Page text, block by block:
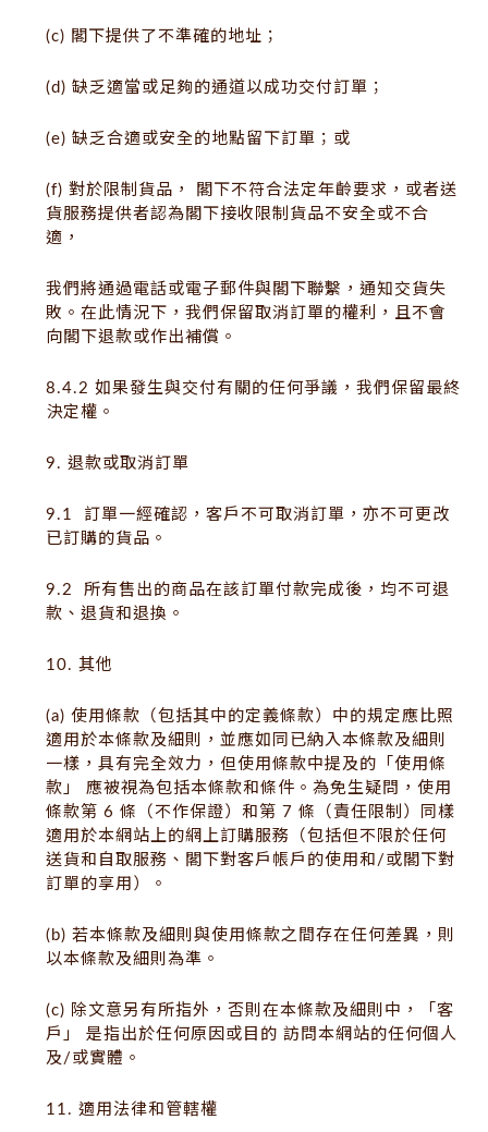
(c) 閣下提供了不準確的地址；
(d) 缺乏適當或足夠的通道以成功交付訂單；
(e) 缺乏合適或安全的地點留下訂單；或
(f) 對於限制貨品， 閣下不符合法定年齡要求，或者送
貨服務提供者認為閣下接收限制貨品不安全或不合
適，
我們將通過電話或電子郵件與閣下聯繫，通知交貨失
敗。在此情況下，我們保留取消訂單的權利，且不會
向閣下退款或作出補償。
8.4.2 如果發生與交付有關的任何爭議，我們保留最終
決定權。
9. 退款或取消訂單
9.1 訂單一經確認，客戶不可取消訂單，亦不可更改
已訂購的貨品。
9.2 所有售出的商品在該訂單付款完成後，均不可退
款、退貨和退換。
10. 其他
(a) 使用條款（包括其中的定義條款）中的規定應比照
適用於本條款及細則，並應如同已納入本條款及細則
一樣，具有完全效力，但使用條款中提及的「使用條
款」 應被視為包括本條款和條件。為免生疑問，使用
條款第 6 條（不作保證）和第 7 條（責任限制）同樣
適用於本網站上的網上訂購服務（包括但不限於任何
送貨和自取服務、閣下對客戶帳戶的使用和/或閣下對
訂單的享用）。
(b) 若本條款及細則與使用條款之間存在任何差異，則
以本條款及細則為準。
(c) 除文意另有所指外，否則在本條款及細則中，「客
戶 」 是指出於任何原因或目的 訪問本網站的任何個人
及/或實體。
11. 適用法律和管轄權